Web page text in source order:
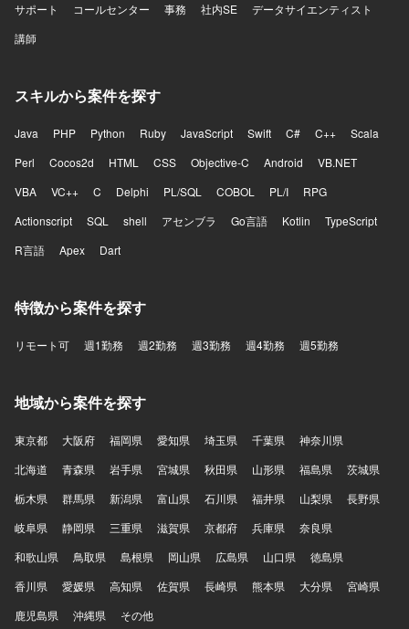
サポート
コールセンター 事務 社内SE
データサイエンティスト
講師
スキルから案件を探す
Java PHP Python Ruby JavaScript Swift C# C++
Scala
Perl
Cocos2d HTML CSS Objective-C Android
VB.NET
VBA
VC++ C Delphi PL/SQL COBOL PL/I
RPG
Actionscript
SQL shell アセンブラ Go言語 Kotlin
TypeScript
R言語
Apex Dart
特徴から案件を探す
リモート可 週1勤務 週2勤務 週3勤務 週4勤務 週5勤務
地域から案件を探す
東京都 大阪府 福岡県 愛知県 埼玉県 千葉県
神奈川県
北海道
青森県 岩手県 宮城県 秋田県 山形県 福島県
茨城県
栃木県
群馬県 新潟県 富山県 石川県 福井県 山梨県
長野県
岐阜県
静岡県 三重県 滋賀県 京都府 兵庫県
奈良県
和歌山県
鳥取県 島根県 岡山県 広島県 山口県
徳島県
香川県
愛媛県 高知県 佐賀県 長崎県 熊本県 大分県
宮崎県
鹿児島県
沖縄県 その他